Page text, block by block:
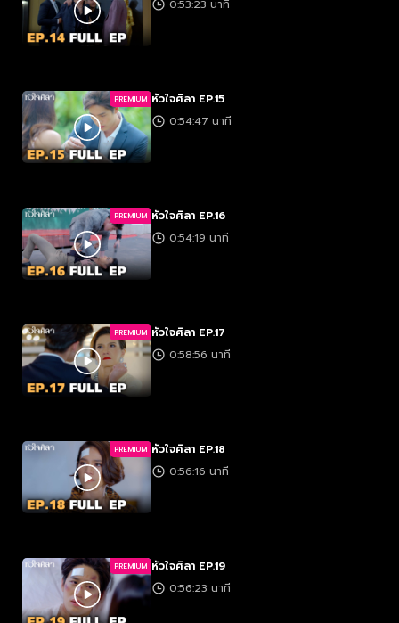
0:53:23 นาที
PREMIUM หัวใจศิลา EP.15
0:54:47 นาที
PREMIUM หัวใจศิลา EP.16
0:54:19 นาที
PREMIUM หัวใจศิลา EP.17
0:58:56 นาที
PREMIUM หัวใจศิลา EP.18
0:56:16 นาที
PREMIUM หัวใจศิลา EP.19
0:56:23 นาที